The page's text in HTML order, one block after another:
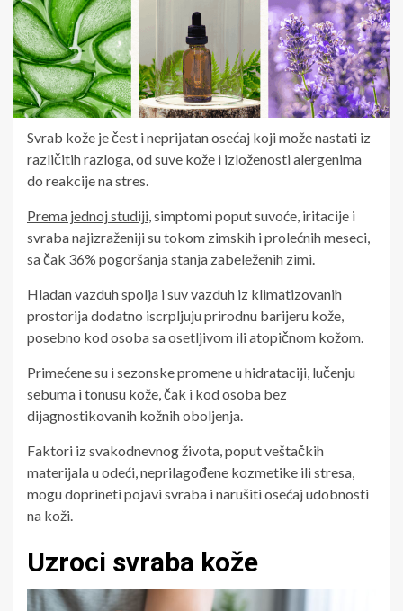
Svrab kože je čest i neprijatan osećaj koji može nastati iz
različitih razloga, od suve kože i izloženosti alergenima
do reakcije na stres.
Prema jednoj studiji, simptomi poput suvoće, iritacije i
svraba najizraženiji su tokom zimskih i prolećnih meseci,
sa čak 36% pogoršanja stanja zabeleženih zimi.
Hladan vazduh spolja i suv vazduh iz klimatizovanih
prostorija dodatno iscrpljuju prirodnu barijeru kože,
posebno kod osoba sa osetljivom ili atopičnom kožom.
Primećene su i sezonske promene u hidrataciji, lučenju
sebuma i tonusu kože, čak i kod osoba bez
dijagnostikovanih kožnih oboljenja.
Faktori iz svakodnevnog života, poput veštačkih
materijala u odeći, neprilagođene kozmetike ili stresa,
mogu doprineti pojavi svraba i narušiti osećaj udobnosti
na koži.
Uzroci svraba kože